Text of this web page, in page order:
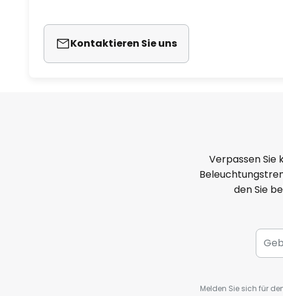
Kontaktieren Sie uns
Verpassen Sie
den Sie
Melden Sie sich für